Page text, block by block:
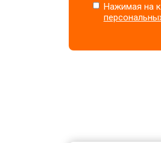
Нажимая на